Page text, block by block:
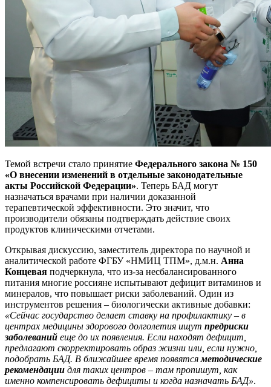
Темой встречи стало принятие Федерального закона № 150
«О внесении изменений в отдельные законодательные
акты Российской Федерации». Теперь БАД могут
назначаться врачами при наличии доказанной
терапевтической эффективности. Это значит, что
производители обязаны подтверждать действие своих
продуктов клиническими отчетами.
Открывая дискуссию, заместитель директора по научной и
аналитической работе ФГБУ «НМИЦ ТПМ», д.м.н. Анна
Концевая подчеркнула, что из-за несбалансированного
питания многие россияне испытывают дефицит витаминов и
минералов, что повышает риски заболеваний. Один из
инструментов решения – биологически активные добавки:
«Сейчас государство делает ставку на профилактику – в
центрах медицины здорового долголетия ищут предриски
заболеваний еще до их появления. Если находят дефицит,
предлагают скорректировать образ жизни или, если нужно,
подобрать БАД. В ближайшее время появятсяметодические
рекомендации для таких центров – там пропишут, как
именно компенсировать дефициты и когда назначать БАД».